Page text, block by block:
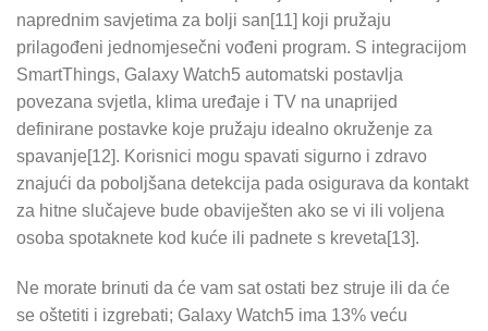
naprednim savjetima za bolji san[11] koji pružaju
prilagođeni jednomjesečni vođeni program. S integracijom
SmartThings, Galaxy Watch5 automatski postavlja
povezana svjetla, klima uređaje i TV na unaprijed
definirane postavke koje pružaju idealno okruženje za
spavanje[12]. Korisnici mogu spavati sigurno i zdravo
znajući da poboljšana detekcija pada osigurava da kontakt
za hitne slučajeve bude obaviješten ako se vi ili voljena
osoba spotaknete kod kuće ili padnete s kreveta[13].
Ne morate brinuti da će vam sat ostati bez struje ili da će
se oštetiti i izgrebati; Galaxy Watch5 ima 13% veću